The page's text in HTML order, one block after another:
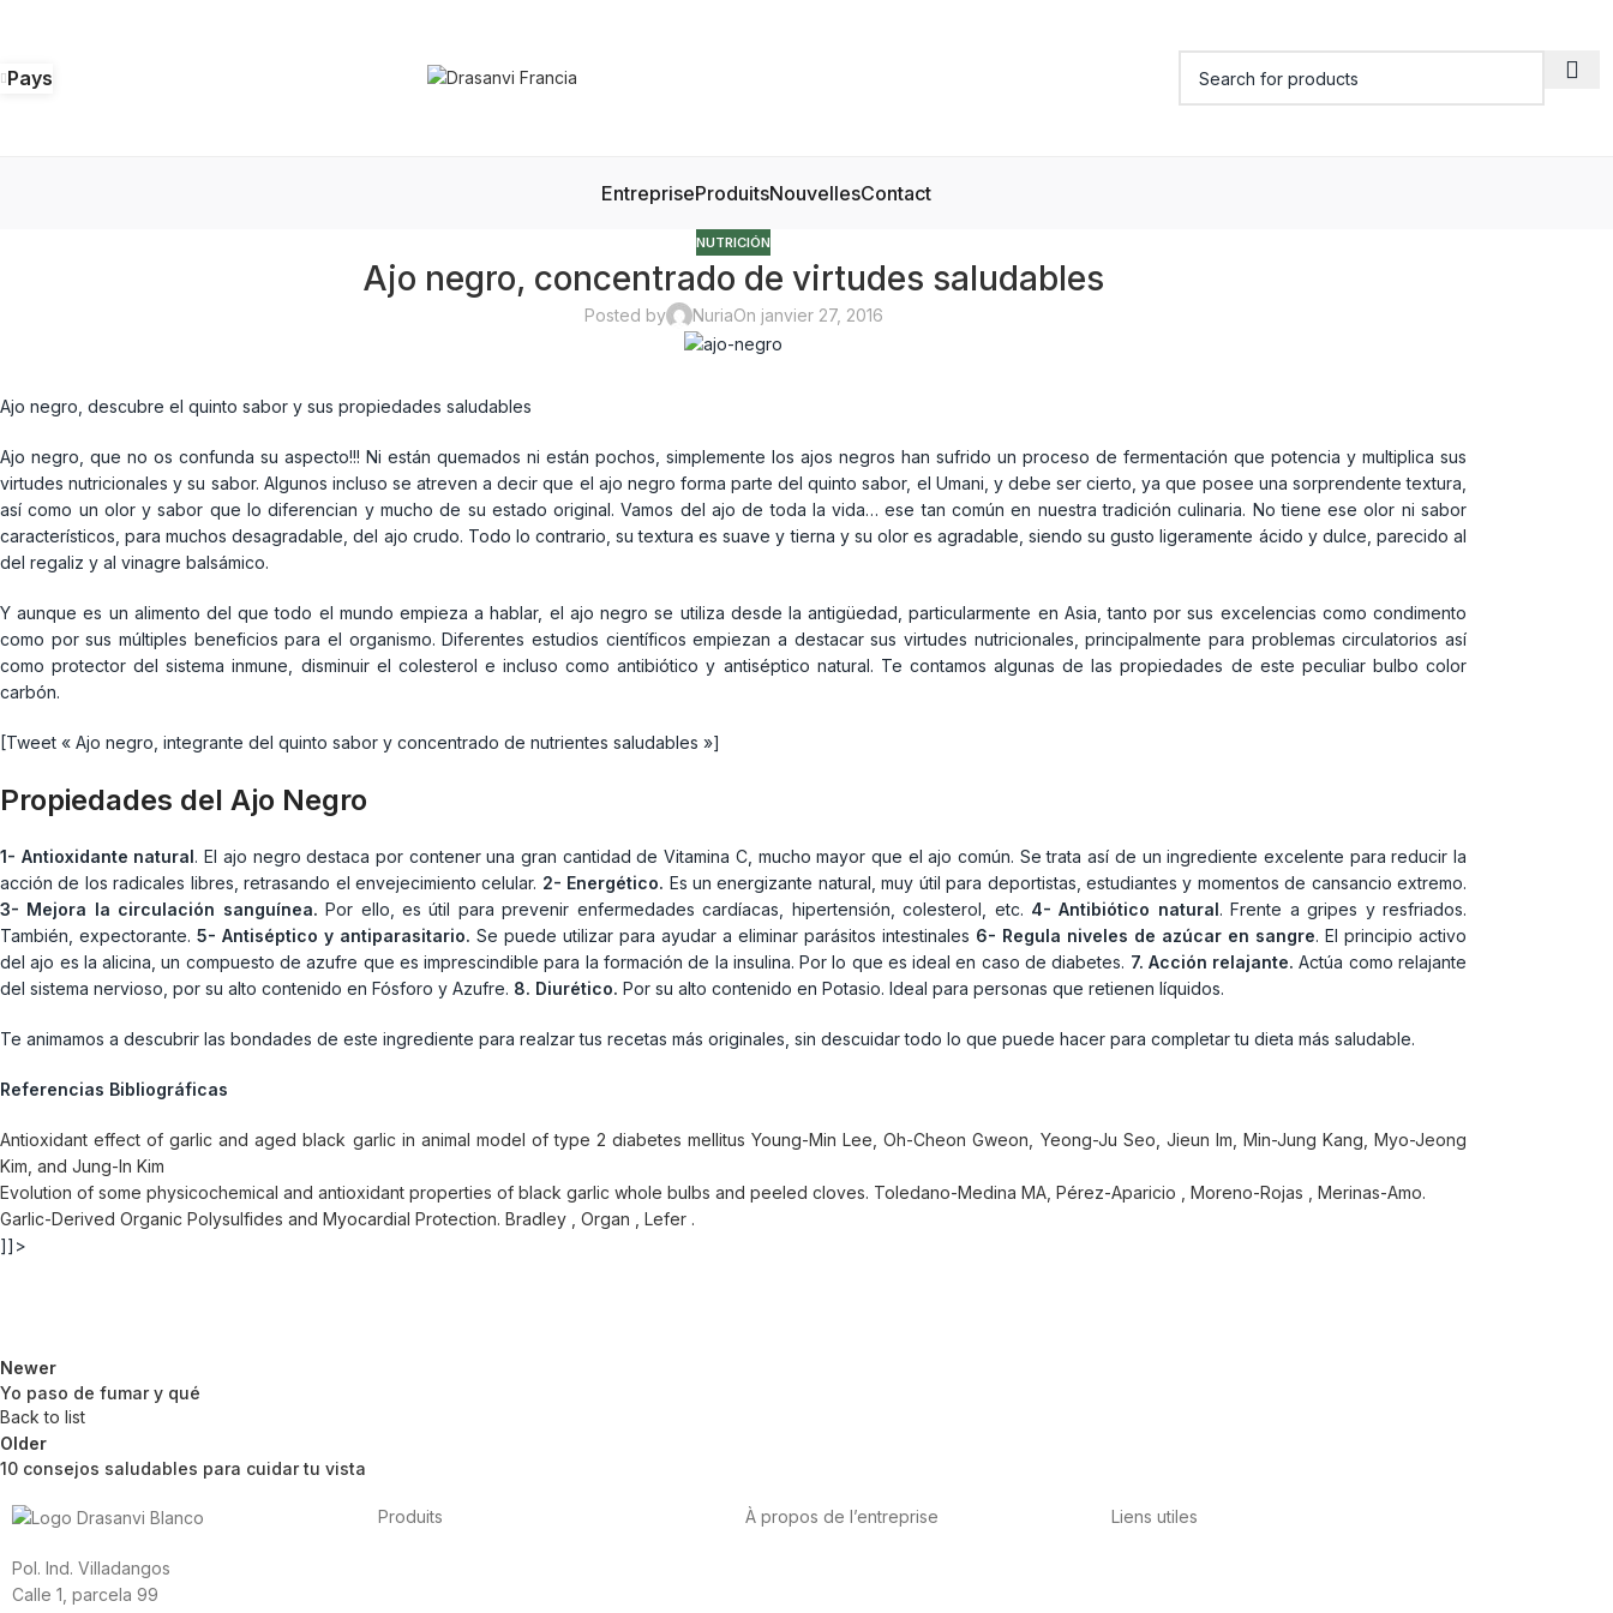
Pays
EntrepriseProduitsNouvellesContact
NUTRICIÓN
Ajo negro, concentrado de virtudes saludables
Posted by NuriaOn janvier 27, 2016
Ajo negro, descubre el quinto sabor y sus propiedades saludables
Ajo negro, que no os confunda su aspecto!!! Ni están quemados ni están pochos, simplemente los ajos negros han sufrido un proceso de fermentación que potencia y multiplica sus
virtudes nutricionales y su sabor. Algunos incluso se atreven a decir que el ajo negro forma parte del quinto sabor, el Umani, y debe ser cierto, ya que posee una sorprendente textura,
así como un olor y sabor que lo diferencian y mucho de su estado original. Vamos del ajo de toda la vida… ese tan común en nuestra tradición culinaria. No tiene ese olor ni sabor
característicos, para muchos desagradable, del ajo crudo. Todo lo contrario, su textura es suave y tierna y su olor es agradable, siendo su gusto ligeramente ácido y dulce, parecido al
del regaliz y al vinagre balsámico.
Y aunque es un alimento del que todo el mundo empieza a hablar, el ajo negro se utiliza desde la antigüedad, particularmente en Asia, tanto por sus excelencias como condimento
como por sus múltiples beneficios para el organismo. Diferentes estudios científicos empiezan a destacar sus virtudes nutricionales, principalmente para problemas circulatorios así
como protector del sistema inmune, disminuir el colesterol e incluso como antibiótico y antiséptico natural. Te contamos algunas de las propiedades de este peculiar bulbo color
carbón.
[Tweet « Ajo negro, integrante del quinto sabor y concentrado de nutrientes saludables »]
Propiedades del Ajo Negro
1- Antioxidante natural. El ajo negro destaca por contener una gran cantidad de Vitamina C, mucho mayor que el ajo común. Se trata así de un ingrediente excelente para reducir la
acción de los radicales libres, retrasando el envejecimiento celular. 2- Energético. Es un energizante natural, muy útil para deportistas, estudiantes y momentos de cansancio extremo.
3- Mejora la circulación sanguínea. Por ello, es útil para prevenir enfermedades cardíacas, hipertensión, colesterol, etc. 4- Antibiótico natural. Frente a gripes y resfriados.
También, expectorante. 5- Antiséptico y antiparasitario. Se puede utilizar para ayudar a eliminar parásitos intestinales 6- Regula niveles de azúcar en sangre. El principio activo
del ajo es la alicina, un compuesto de azufre que es imprescindible para la formación de la insulina. Por lo que es ideal en caso de diabetes. 7. Acción relajante. Actúa como relajante
del sistema nervioso, por su alto contenido en Fósforo y Azufre. 8. Diurético. Por su alto contenido en Potasio. Ideal para personas que retienen líquidos.
Te animamos a descubrir las bondades de este ingrediente para realzar tus recetas más originales, sin descuidar todo lo que puede hacer para completar tu dieta más saludable.
Referencias Bibliográficas
Antioxidant effect of garlic and aged black garlic in animal model of type 2 diabetes mellitus Young-Min Lee, Oh-Cheon Gweon, Yeong-Ju Seo, Jieun Im, Min-Jung Kang, Myo-Jeong
Kim, and Jung-In Kim
Evolution of some physicochemical and antioxidant properties of black garlic whole bulbs and peeled cloves. Toledano-Medina MA, Pérez-Aparicio , Moreno-Rojas , Merinas-Amo.
Garlic-Derived Organic Polysulfides and Myocardial Protection. Bradley , Organ , Lefer .
]]>
Newer
Yo paso de fumar y qué
Back to list
Older
10 consejos saludables para cuidar tu vista
Pol. Ind. Villadangos
Calle 1, parcela 99
Produits À propos de l’entreprise Liens utiles